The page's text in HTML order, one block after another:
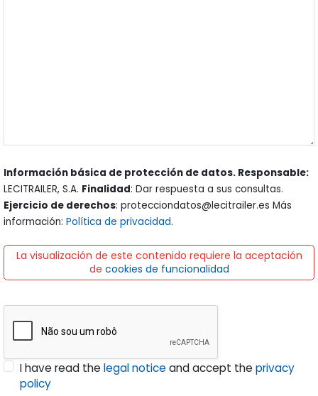
Información básica de protección de datos. Responsable:
LECITRAILER, S.A. Finalidad: Dar respuesta a sus consultas.
Ejercicio de derechos: protecciondatos@lecitrailer.es Más
información: Política de privacidad.
La visualización de este contenido requiere la aceptación
de cookies de funcionalidad
I have read thelegal noticeand accept theprivacy
policy